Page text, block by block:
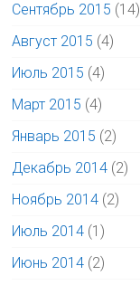
Сентябрь 2015 (14)
Август 2015 (4)
Июль 2015 (4)
Март 2015 (4)
Январь 2015 (2)
Декабрь 2014 (2)
Ноябрь 2014 (2)
Июль 2014 (1)
Июнь 2014 (2)